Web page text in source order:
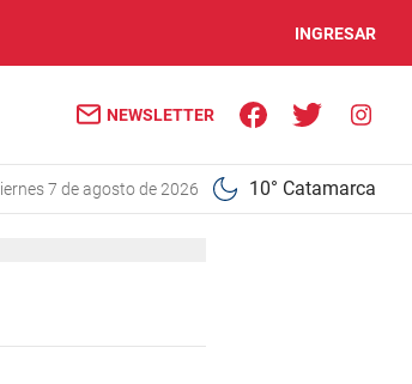
INGRESAR
NEWSLETTER
viernes 7 de agosto de 2026 10° Catamarca